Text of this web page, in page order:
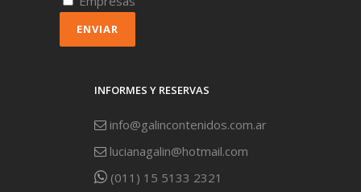
ENVIAR
INFORMES Y RESERVAS
info@galincontenidos.com.ar
lucianagalin@hotmail.com
(011) 15 5133 2321